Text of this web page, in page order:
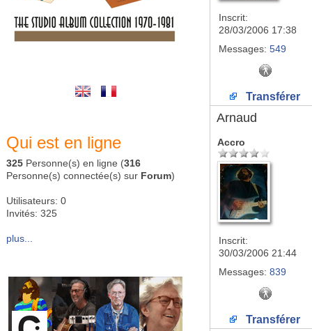
Qui est en ligne
325 Personne(s) en ligne (316
Personne(s) connectée(s) sur Forum)
Utilisateurs: 0
Invités: 325
plus...
Inscrit:
28/03/2006 17:38
Messages: 549
Transférer
Arnaud
Accro
Inscrit:
30/03/2006 21:44
Messages: 839
Transférer